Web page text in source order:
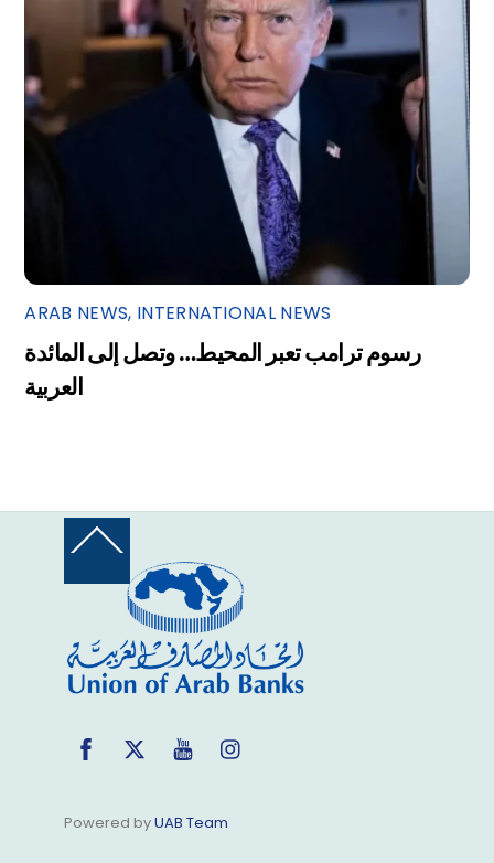
ARAB NEWS, INTERNATIONAL NEWS
رسوم ترامب تعبر المحيط… وتصل إلى المائدة
العربية
Back
Top
FacebookTwitter YouTube
Powered byUAB Team